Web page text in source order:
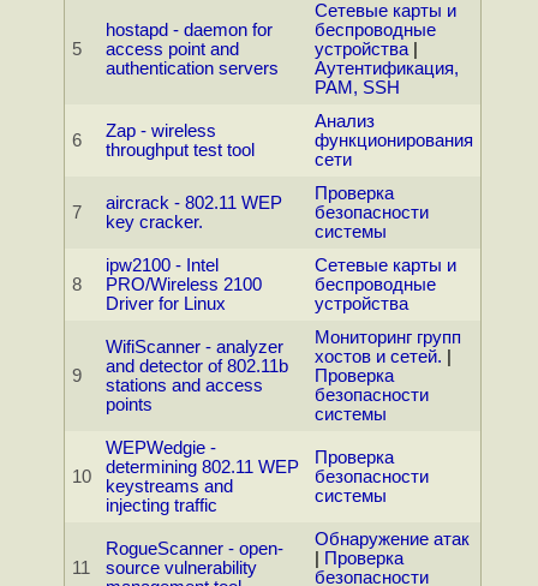
5
hostapd - daemon for
access point and
authentication servers
Сетевые карты и
беспроводные
устройства|
Аутентификация,
PAM, SSH
6
Zap - wireless
throughput test tool
Анализ
функционирования
сети
7
aircrack - 802.11 WEP
key cracker.
Проверка
безопасности
системы
8
ipw2100 - Intel
PRO/Wireless 2100
Driver for Linux
Сетевые карты и
беспроводные
устройства
9
WifiScanner - analyzer
and detector of 802.11b
stations and access
points
Мониторинг групп
хостов и сетей.
Проверка
безопасности
системы
10
WEPWedgie -
determining 802.11 WEP
keystreams and
injecting traffic
Проверка
безопасности
системы
11
RogueScanner - open-
source vulnerability
Обнаружение атак
Проверка
безопасности